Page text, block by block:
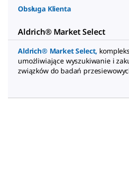
Obsługa Klienta
Aldrich® Market Select
Aldrich® Market Select,
umożliwiające wyszukiwanie i
związków do badań